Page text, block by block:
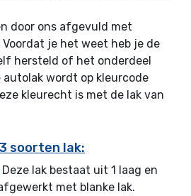
door ons afgevuld met
je het weet heb je de
hersteld of het onderdeel
autolak wordt op kleurcode
kleurecht is met de lak van
soorten lak:
Deze lak bestaat uit 1 laag en
met blanke lak.